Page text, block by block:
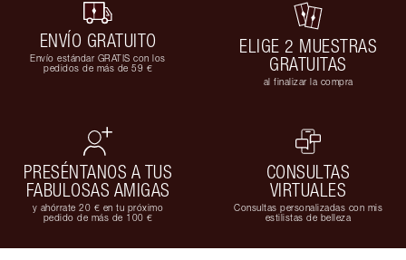
ENVÍO GRATUITO
Envío estándar GRATIS con los
pedidos de más de 59 €
ELIGE 2 MUESTRAS
GRATUITAS
al finalizar la compra
PRESÉNTANOS A TUS
FABULOSAS AMIGAS
y ahórrate 20 € en tu próximo
pedido de más de 100 €
CONSULTAS
VIRTUALES
Consultas personalizadas con mis
estilistas de belleza